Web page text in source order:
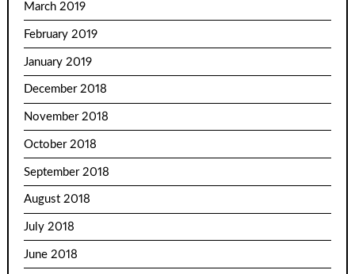
March 2019
February 2019
January 2019
December 2018
November 2018
October 2018
September 2018
August 2018
July 2018
June 2018